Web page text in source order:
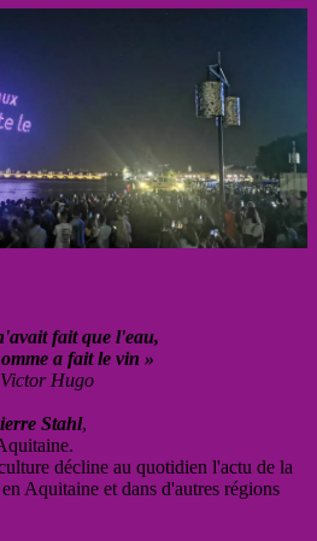
fait que l'eau,
a fait le vin »
Victor Hugo
Stahl,
décline au quotidien l'actu de la
Aquitaine et dans d'autres régions